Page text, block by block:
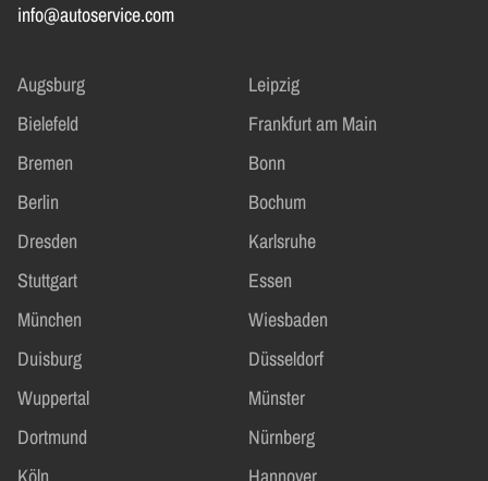
info@autoservice.com
Augsburg
Leipzig
Bielefeld
Frankfurt am Main
Bremen
Bonn
Berlin
Bochum
Dresden
Karlsruhe
Stuttgart
Essen
München
Wiesbaden
Duisburg
Düsseldorf
Wuppertal
Münster
Dortmund
Nürnberg